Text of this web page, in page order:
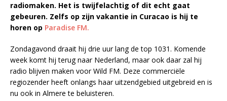
radiomaken. Het is twijfelachtig of dit echt gaat
gebeuren. Zelfs op zijn vakantie in Curacao is hij te
horen op Paradise FM.
Zondagavond draait hij drie uur lang de top 1031. Komende
week komt hij terug naar Nederland, maar ook daar zal hij
radio blijven maken voor Wild FM. Deze commerciële
regiozender heeft onlangs haar uitzendgebied uitgebreid en is
nu ook in Almere te beluisteren.